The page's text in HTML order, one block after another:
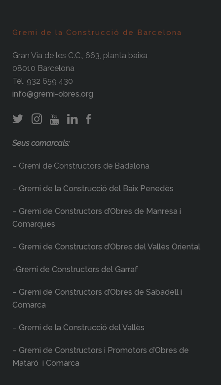
Gremi de la Construcció de Barcelona
Gran Via de les C.C., 663, planta baixa
08010 Barcelona
Tel. 932 659 430
info@gremi-obres.org
Seus comarcals:
– Gremi de Constructors de Badalona
– Gremi de la Construcció del Baix Penedès
– Gremi de Constructors d’Obres de Manresa i
Comarques
– Gremi de Constructors d’Obres del Vallès Oriental
-Gremi de Constructors del Garraf
– Gremi de Constructors d’Obres de Sabadell i
Comarca
– Gremi de la Construcció del Vallès
– Gremi de Constructors i Promotors d’Obres de
Mataró i Comarca